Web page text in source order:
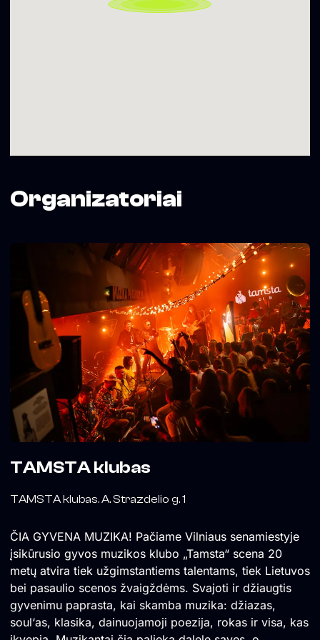
Rezervacija nemokama, laikoma iki 18:30.
Organizatoriai
TAMSTA klubas
TAMSTA klubas. A. Strazdelio g. 1
ČIA GYVENA MUZIKA! Pačiame Vilniaus senamiestyje
įsikūrusio gyvos muzikos klubo „Tamsta“ scena 20
metų atvira tiek užgimstantiems talentams, tiek Lietuvos
bei pasaulio scenos žvaigždėms. Svajoti ir džiaugtis
gyvenimu paprasta, kai skamba muzika: džiazas,
soul‘as, klasika, dainuojamoji poezija, rokas ir visa, kas